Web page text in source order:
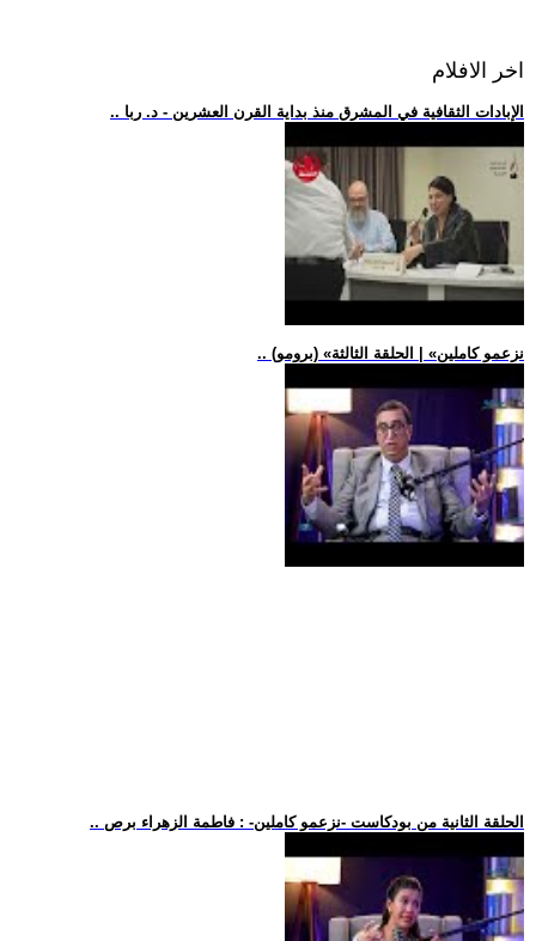
اخر الافلام
.. الإبادات الثقافية في المشرق منذ بداية القرن العشرين - د. ربا
.. (برومو) «نزعمو كاملين» | الحلقة الثالثة
.. الحلقة الثانية من بودكاست -نزعمو كاملين- : فاطمة الزهراء برص